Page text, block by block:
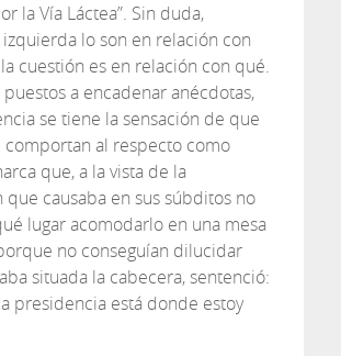
la Vía Láctea”. Sin duda,
lo son en relación con
cuestión es en relación con qué.
puestos a encadenar anécdotas,
se tiene la sensación de que
comportan al respecto como
que, a la vista de la
causaba en sus súbditos no
lugar acomodarlo en una mesa
no conseguían dilucidar
situada la cabecera, sentenció:
presidencia está donde estoy